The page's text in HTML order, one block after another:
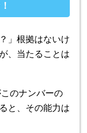
」根拠はないけ
、当たることは
のナンバーの
と、その能力は